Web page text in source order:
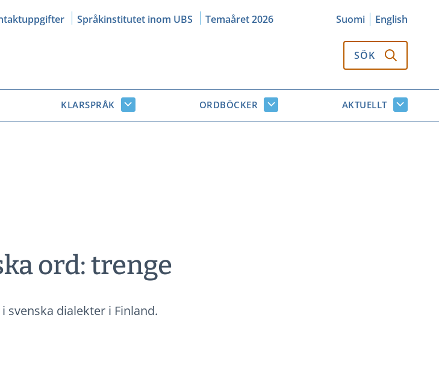
Språkinstitutet inom UBS Temaåret 2026 Suomi
English
SÖK
KLARSPRÅK
Klarspråk
undersidor
ORDBÖCKER
Ordböcker
undersidor
AKTUELLT
Aktuellt
ord: trenge
dialekter i Finland.